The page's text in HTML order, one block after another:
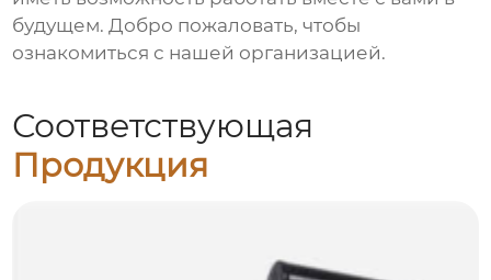
будущем. Добро пожаловать, чтобы
ознакомиться с нашей организацией.
Соответствующая
Продукция